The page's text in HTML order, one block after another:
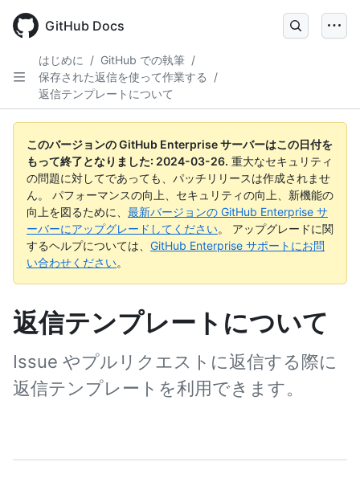
main
GitHub Docs
はじめに / GitHub での執筆 /
保存された返信を使って作業する
/
返信テンプレートについて
このバージョンの GitHub Enterprise サーバーはこの日付を
もって終了となりました: 2024-03-26. 重大なセキュリティ
の問題に対してであっても、パッチリリースは作成されませ
ん。 パフォーマンスの向上、セキュリティの向上、新機能の
向上を図るために、 最新バージョンの GitHub Enterprise サ
ーバーにアップグレードしてください。 アップグレードに関
するヘルプについては、 GitHub Enterprise サポートにお問
い合わせください。
返信テンプレートについて
Issue やプルリクエストに返信する際に
返信テンプレートを利用できます。